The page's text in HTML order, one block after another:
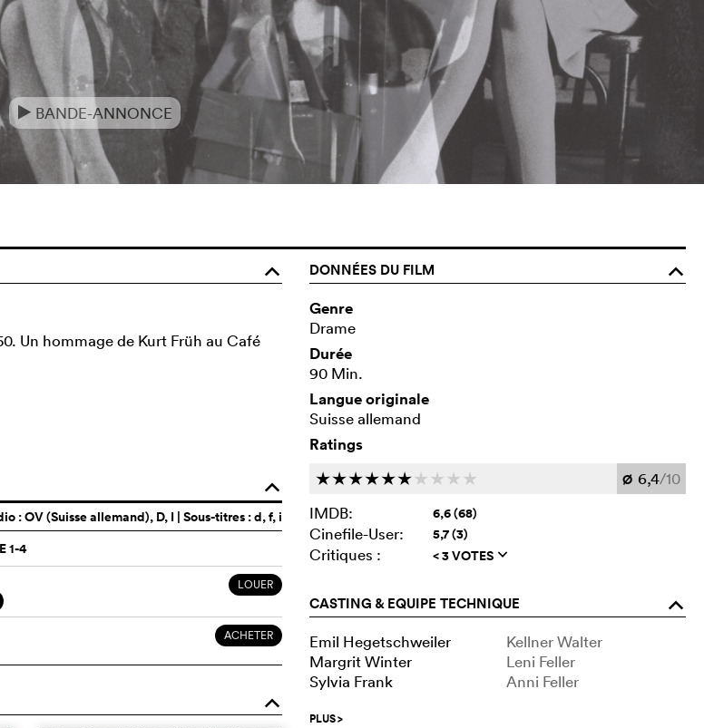
e BANDE-ANNONCE
o
Un hommage de Kurt Früh au Café
o
:OV (Suisse allemand), D, I | Sous-titres : d, f, i
1-4
LOUER
ACHETER
o
DONNÉES DU FILM
o
Genre
Drame
Durée
90 Min.
Langue originale
Suisse allemand
Ratings
cccccc c c c c Ø 6,4/10
IMDB:
6,6 (68)
Cinefile-User: 5,7 (3)
Critiques : < 3 VOTES q
CASTING & EQUIPE TECHNIQUE o
Emil Hegetschweiler
Kellner Walter
Margrit Winter
Leni Feller
Sylvia Frank
Anni Feller
PLUS>